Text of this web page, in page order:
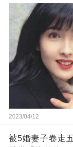
2023/04/12
被5婚妻子卷走